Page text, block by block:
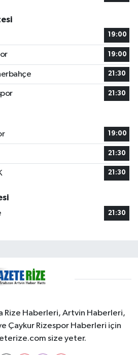
19:00
19:00
21:30
21:30
19:00
21:30
21:30
21:30
Rize Haberleri, Artvin Haberleri,
Çaykur Rizespor Haberleri için
size yeter.